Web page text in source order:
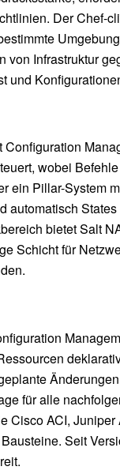
Der Chef-
von Infrastruktur
und
wobei
ein Pillar-System
automatisch
bietet Salt
Schicht für
für alle
Cisco ACI,
Seit